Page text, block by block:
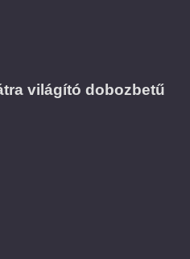
világító dobozbetű